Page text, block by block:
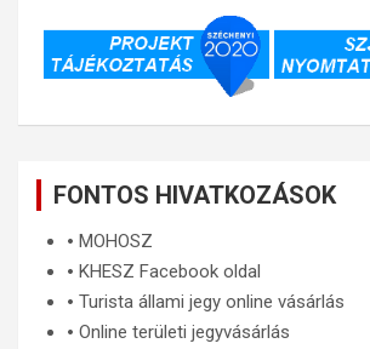
FONTOS HIVATKOZÁSOK
🞄 MOHOSZ
🞄 KHESZ Facebook oldal
🞄 Turista állami jegy online vásárlás
🞄 Online területi jegyvásárlás